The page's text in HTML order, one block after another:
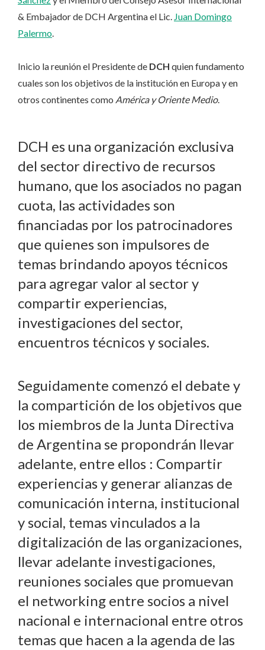
& Embajador de DCH Argentina el Lic. Juan Domingo
Palermo.
Inicio la reunión el Presidente de DCH quien fundamento
cuales son los objetivos de la institución en Europa y en
otros continentes como América y Oriente Medio.
DCH es una organización exclusiva
del sector directivo de recursos
humano, que los asociados no pagan
cuota, las actividades son
financiadas por los patrocinadores
que quienes son impulsores de
temas brindando apoyos técnicos
para agregar valor al sector y
compartir experiencias,
investigaciones del sector,
encuentros técnicos y sociales.
Seguidamente comenzó el debate y
la compartición de los objetivos que
los miembros de la Junta Directiva
de Argentina se propondrán llevar
adelante, entre ellos : Compartir
experiencias y generar alianzas de
comunicación interna, institucional
y social, temas vinculados a la
digitalización de las organizaciones,
llevar adelante investigaciones,
reuniones sociales que promuevan
el networking entre socios a nivel
nacional e internacional entre otros
temas que hacen a la agenda de las